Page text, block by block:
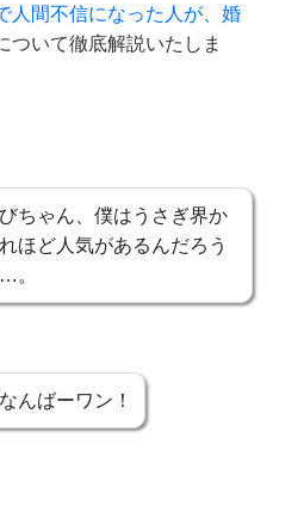
人間不信になった人が、婚
ついて徹底解説いたしま
ちゃん、僕はうさぎ界か
ほど人気があるんだろう
。
んばーワン！